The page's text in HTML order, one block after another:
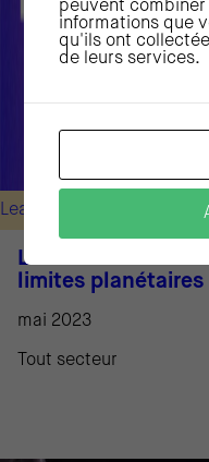
Leadership &
Les conseils
limites planétaires
mai 2023
Tout secteur
peuvent
informations que
qu'ils ont
de leurs services.